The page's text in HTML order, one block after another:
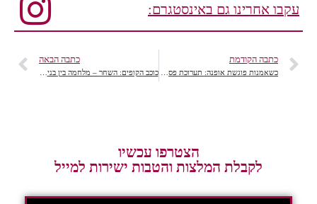
עקבו אחרינו גם באינסטגרם:
כתבה הקודמת כתבה הבאה
הצטרפו עכשיו
לקבלת המלצות והטבות ישירות למייל